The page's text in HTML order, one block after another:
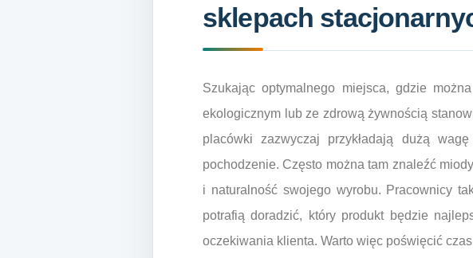
sklepach
Szukając optymalnego miejsca, gdzie
ekologicznym lub ze zdrową żywnością
placówki zazwyczaj przykładają dużą
pochodzenie. Często można tam znaleźć
i naturalność swojego wyrobu. Pracownicy
potrafią doradzić, który produkt będzie
oczekiwania klienta. Warto więc poświęcić